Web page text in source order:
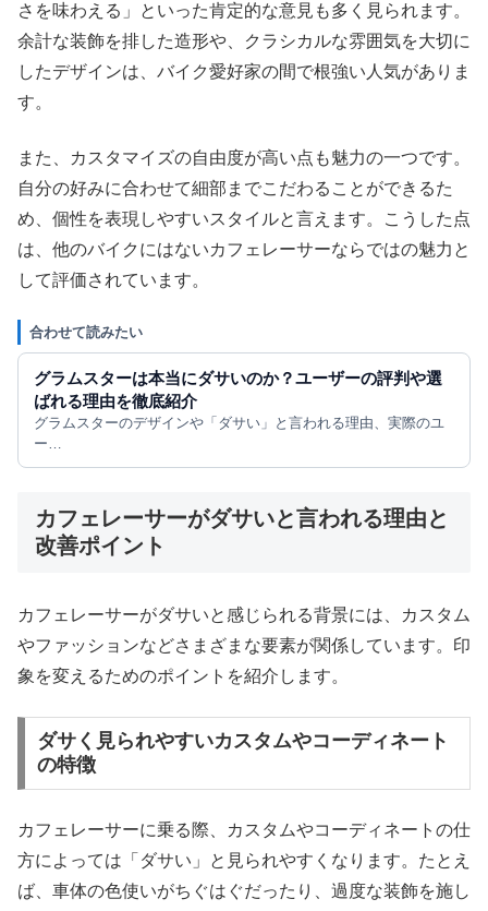
さを味わえる」といった肯定的な意見も多く見られます。
余計な装飾を排した造形や、クラシカルな雰囲気を大切に
したデザインは、バイク愛好家の間で根強い人気がありま
す。
また、カスタマイズの自由度が高い点も魅力の一つです。
自分の好みに合わせて細部までこだわることができるた
め、個性を表現しやすいスタイルと言えます。こうした点
は、他のバイクにはないカフェレーサーならではの魅力と
して評価されています。
合わせて読みたい
グラムスターは本当にダサいのか？ユーザーの評判や選
ばれる理由を徹底紹介
グラムスターのデザインや「ダサい」と言われる理由、実際のユ
ー…
カフェレーサーがダサいと言われる理由と
改善ポイント
カフェレーサーがダサいと感じられる背景には、カスタム
やファッションなどさまざまな要素が関係しています。印
象を変えるためのポイントを紹介します。
ダサく見られやすいカスタムやコーディネート
の特徴
カフェレーサーに乗る際、カスタムやコーディネートの仕
方によっては「ダサい」と見られやすくなります。たとえ
ば、車体の色使いがちぐはぐだったり、過度な装飾を施し